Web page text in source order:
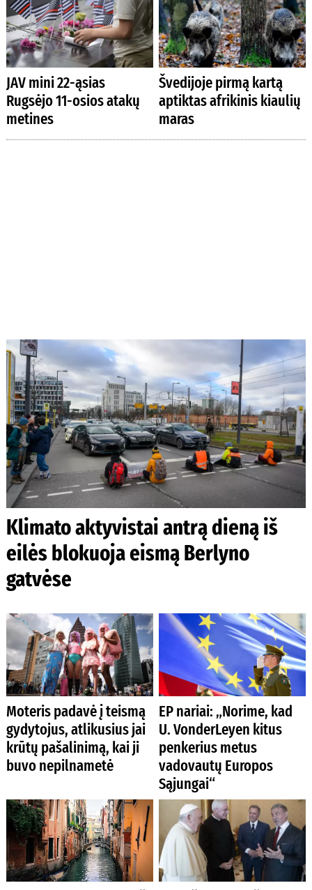
JAV mini 22-ąsias
Rugsėjo 11-osios atakų
metines
Švedijoje pirmą kartą
aptiktas afrikinis kiaulių
maras
Klimato aktyvistai antrą dieną iš
eilės blokuoja eismą Berlyno
gatvėse
Moteris padavė į teismą
gydytojus, atlikusius jai
krūtų pašalinimą, kai ji
buvo nepilnametė
EP nariai: „Norime, kad
U. VonderLeyen kitus
penkerius metus
vadovautų Europos
Sąjungai“